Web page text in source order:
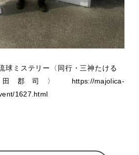
球ミステリー〈同行・三神たける
田郡司〉 https://majolica-
1627.html